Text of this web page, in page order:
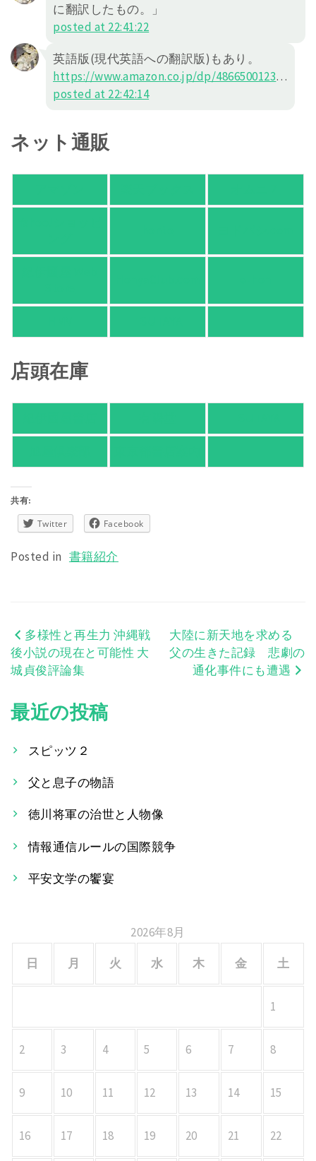
に翻訳したもの。」
posted at 22:41:22
英語版(現代英語への翻訳版)もあり。
https://www.amazon.co.jp/dp/4866500123…
posted at 22:42:14
ネット通販
店頭在庫
共有:
Twitter Facebook
Posted in 書籍紹介
投
稿
ナ
ビ
ゲ
ー
シ
ョ
多様性と再生力 沖縄戦
後小説の現在と可能性 大
城貞俊評論集
大陸に新天地を求める
父の生きた記録 悲劇の
通化事件にも遭遇
最近の投稿
スピッツ２
父と息子の物語
徳川将軍の治世と人物像
情報通信ルールの国際競争
平安文学の饗宴
2026年8月
日
月 火 水 木 金 土
1
2 3 4 5 6 7 8
9 10 11 12 13 14 15
16 17 18 19 20 21 22